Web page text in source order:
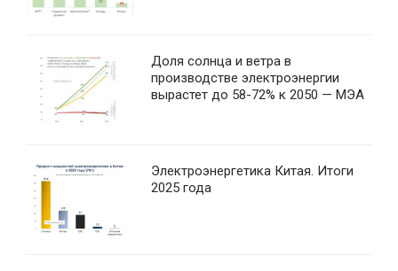
Доля солнца и ветра в
производстве электроэнергии
вырастет до 58-72% к 2050 — МЭА
Электроэнергетика Китая. Итоги
2025 года